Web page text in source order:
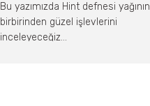
Bu yazımızda Hint defnesi yağının
birbirinden güzel işlevlerini
inceleyeceğiz...